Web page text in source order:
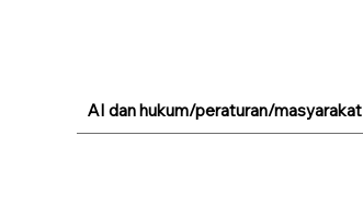
AI dan hukum/peraturan/masyarakat